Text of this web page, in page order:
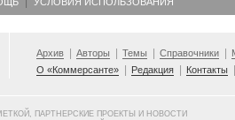
Архив Авторы Темы Справочники
О «Коммерсанте»
Редакция Контакты
ПАРТНЕРСКИЕ ПРОЕКТЫ И НОВОСТИ